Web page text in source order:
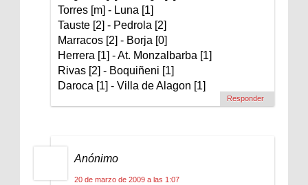
Torres [m] - Luna [1]
Tauste [2] - Pedrola [2]
Marracos [2] - Borja [0]
Herrera [1] - At. Monzalbarba [1]
Rivas [2] - Boquiñeni [1]
Daroca [1] - Villa de Alagon [1]
Responder
Anónimo
20 de marzo de 2009 a las 1:07